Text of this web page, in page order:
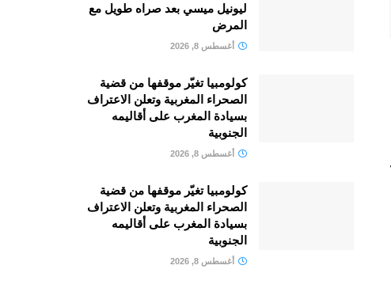
ليونيل ميسي بعد صراه طويل مع
المرض
أغسطس 8, 2026
كولومبيا تغيّر موقفها من قضية
الصحراء المغربية وتعلن الاعتراف
بسيادة المغرب على أقاليمه
الجنوبية
أغسطس 8, 2026
كولومبيا تغيّر موقفها من قضية
الصحراء المغربية وتعلن الاعتراف
بسيادة المغرب على أقاليمه
الجنوبية
أغسطس 8, 2026